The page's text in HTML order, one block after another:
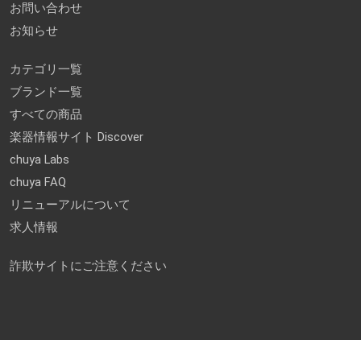
お問い合わせ
お知らせ
カテゴリ一覧
ブランド一覧
すべての商品
楽器情報サイト Discover
chuya Labs
chuya FAQ
リニューアルについて
求人情報
詐欺サイトにご注意ください